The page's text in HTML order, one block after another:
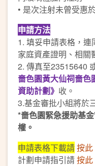
• 是次注射未曾受惠
申請方法
1. 填妥申請表格，
家庭資產證明、相關
2. 傳真至23515640
嗇色園黃大仙祠嗇色
資助計劃》 收。
3.基金審批小組將於
*嗇色園緊急援助基
權。
申請表格下載請按此
計劃申請指引請按此